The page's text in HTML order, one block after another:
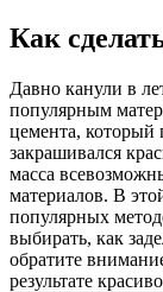
Как
Давно канули в
популярным
цемента, который
закрашивался
масса
материалов. В
популярных
выбирать, как
обратите
результате